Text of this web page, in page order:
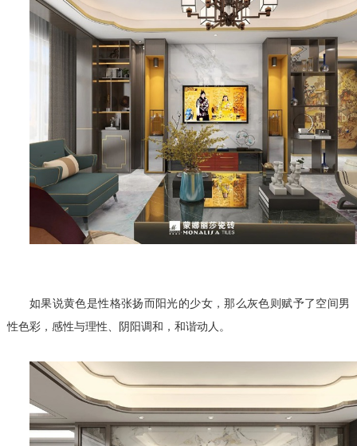
如果说黄色是性格张扬而阳光的少女，那么灰色则赋予了空间男
性色彩，感性与理性、阴阳调和，和谐动人。